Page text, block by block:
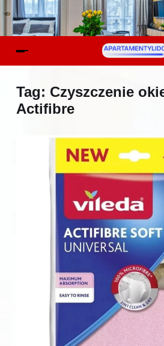
Tag: Czyszczenie
Actifibre